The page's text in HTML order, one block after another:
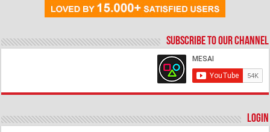
Subscribe to our Channel
Login